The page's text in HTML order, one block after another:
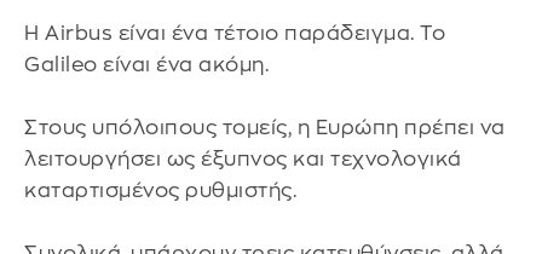
Η Airbus είναι ένα τέτοιο παράδειγμα. Το
Galileo είναι ένα ακόμη.
Στους υπόλοιπους τομείς, η Ευρώπη πρέπει να
λειτουργήσει ως έξυπνος και τεχνολογικά
καταρτισμένος ρυθμιστής.